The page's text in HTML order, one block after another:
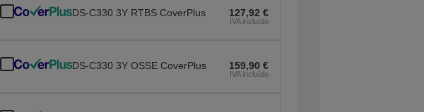
DS-C330 3Y RTBS CoverPlus 127,92 €
IVA incluído
DS-C330 3Y OSSE CoverPlus 159,90 €
IVA incluído